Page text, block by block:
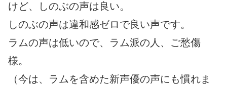
けど、しのぶの声は良い。
しのぶの声は違和感ゼロで良い声です。
ラムの声は低いので、ラム派の人、ご愁傷
様。
（今は、ラムを含めた新声優の声にも慣れま